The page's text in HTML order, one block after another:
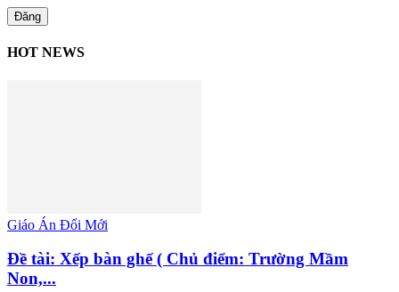
HOT NEWS
Giáo Án Đổi Mới
Đề tài: Xếp bàn ghế ( Chủ điểm: Trường Mầm
Non,...